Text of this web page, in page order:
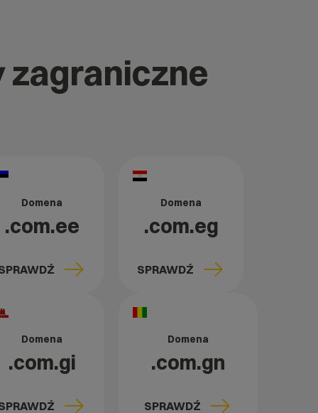
zagraniczne
Domena
.com.ee
Domena
.com.eg
SPRAWDŹ
Domena
.com.gi
Domena
.com.gn
SPRAWDŹ